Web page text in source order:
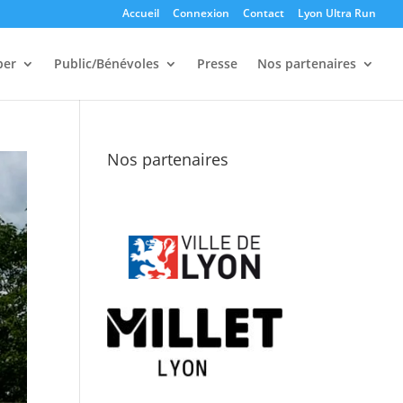
Accueil Connexion Contact Lyon Ultra Run
Public/Bénévoles Presse Nos partenaires
Nos partenaires